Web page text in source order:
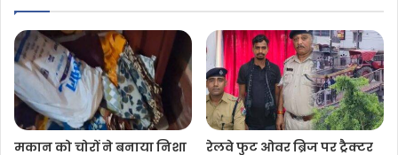
मकान को चोरों ने बनाया निशा रेलवे फुट ओवर ब्रिज पर ट्रैक्टर